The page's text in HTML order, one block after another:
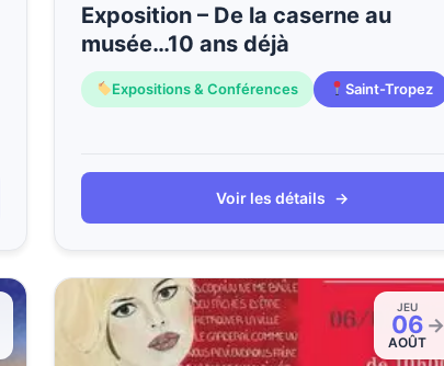
Exposition – De la caserne au
musée…10 ans déjà
Expositions & Conférences Saint-Tropez
Voir les détails →
JEU
06
AOÛT
→